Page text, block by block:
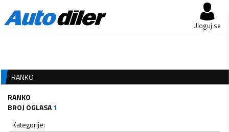
Uloguj se
RANKO
RANKO
BROJ OGLASA1
Kategorije: